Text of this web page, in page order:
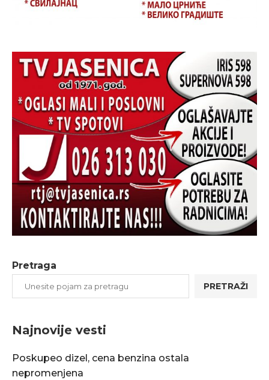
Pretraga
PRETRAŽI
Najnovije vesti
Poskupeo dizel, cena benzina ostala
nepromenjena